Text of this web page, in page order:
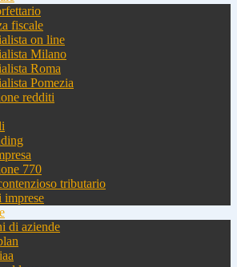
fiscale
on line
Milano
Roma
Pomezia
redditi
770
tributario
imprese
di aziende